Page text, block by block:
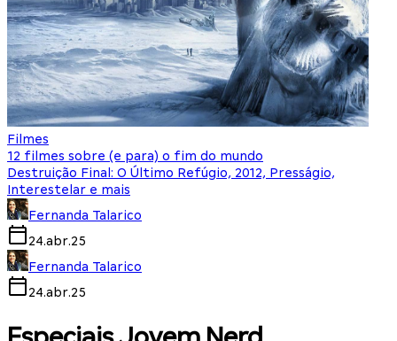
Filmes
12 filmes sobre (e para) o fim do mundo
Destruição Final: O Último Refúgio, 2012, Presságio,
Interestelar e mais
Fernanda Talarico
24.abr.25
Fernanda Talarico
24.abr.25